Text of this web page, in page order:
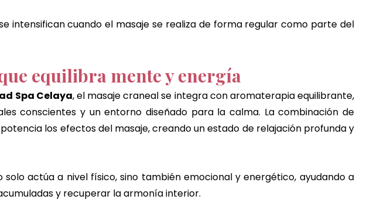
intensifican cuando el masaje se realiza de forma regular como parte del
equilibra mente y energía
Spa Celaya, el masaje craneal se integra con aromaterapia equilibrante,
conscientes y un entorno diseñado para la calma. La combinación de
los efectos del masaje, creando un estado de relajación profunda y
solo actúa a nivel físico, sino también emocional y energético, ayudando a
y recuperar la armonía interior.